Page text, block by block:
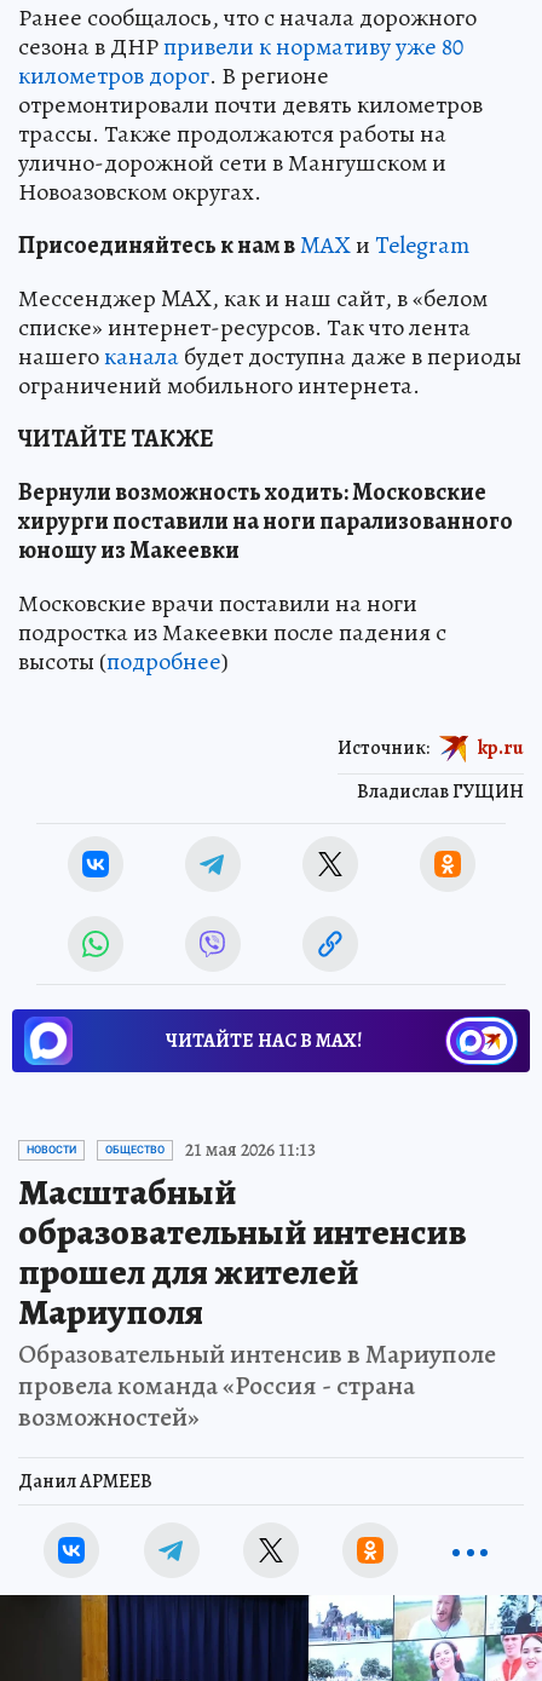
Ранее сообщалось, что с начала дорожного
сезона в ДНРпривели к нормативу уже 80
километров дорог. В регионе
отремонтировали почти девять километров
трассы. Также продолжаются работы на
улично-дорожной сети в Мангушском и
Новоазовском округах.
Присоединяйтесь к нам вMAXиTelegram
Мессенджер MAX, как и наш сайт, в «белом
списке» интернет-ресурсов. Так что лента
нашегоканалабудет доступна даже в периоды
ограничений мобильного интернета.
ЧИТАЙТЕ ТАКЖЕ
Вернули возможность ходить: Московские
хирурги поставили на ноги парализованного
юношу из Макеевки
Московские врачи поставили на ноги
подростка из Макеевки после падения с
высоты (подробнее)
Владислав ГУЩИН
Источник: kp.ru
ЧИТАЙТЕ НАС В МАХ!
НОВОСТИ ОБЩЕСТВО 21 мая 2026 11:13
Масштабный
образовательный интенсив
прошел для жителей
Мариуполя
Образовательный интенсив в Мариуполе
провела команда «Россия - страна
возможностей»
Данил АРМЕЕВ